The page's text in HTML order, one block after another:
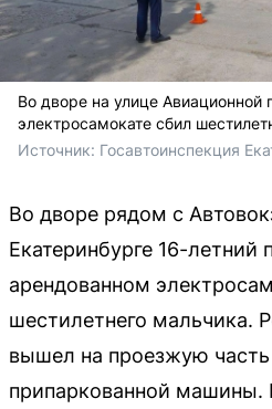
Во дворе на улице Авиационной
электросамокате сбил
Источник: Госавтоинспекция
Во дворе рядом с
Екатеринбурге 16-летний
арендованном
шестилетнего мальчика.
вышел на проезжую часть
припаркованной машины.